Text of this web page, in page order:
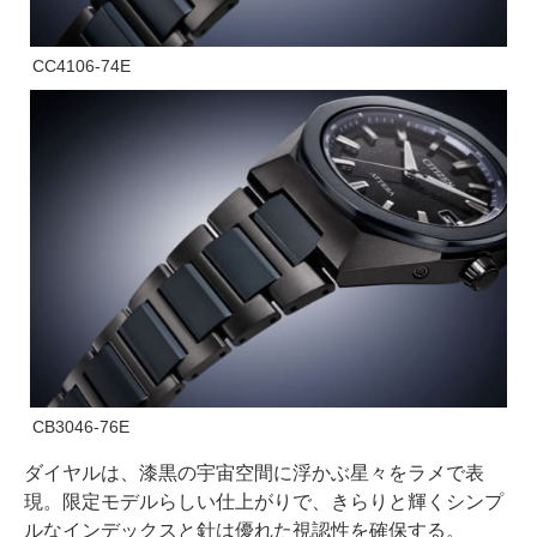
CC4106-74E
CB3046-76E
ダイヤルは、漆黒の宇宙空間に浮かぶ星々をラメで表
現。限定モデルらしい仕上がりで、きらりと輝くシンプ
ルなインデックスと針は優れた視認性を確保する。